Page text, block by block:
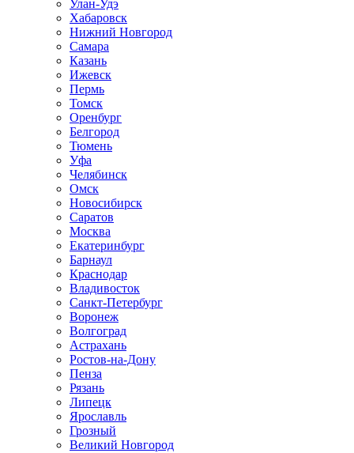
Улан-Удэ
Хабаровск
Нижний Новгород
Самара
Казань
Ижевск
Пермь
Томск
Оренбург
Белгород
Тюмень
Уфа
Челябинск
Омск
Новосибирск
Саратов
Москва
Екатеринбург
Барнаул
Краснодар
Владивосток
Санкт-Петербург
Воронеж
Волгоград
Астрахань
Ростов-на-Дону
Пенза
Рязань
Липецк
Ярославль
Грозный
Великий Новгород